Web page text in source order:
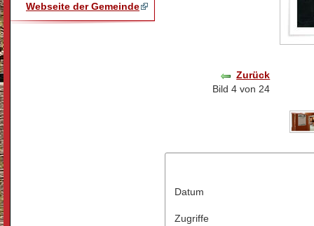
Webseite der Gemeinde
Zurück
Bild 4 von 24
Datum
Zugriffe